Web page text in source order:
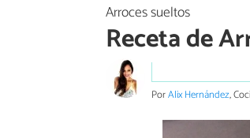
Arroces sueltos
Receta de
PorAlix Hernández,